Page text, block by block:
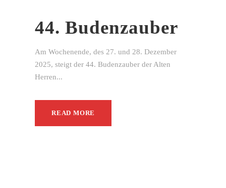
44. Budenzauber
Am Wochenende, des 27. und 28. Dezember
2025, steigt der 44. Budenzauber der Alten
Herren...
READ MORE